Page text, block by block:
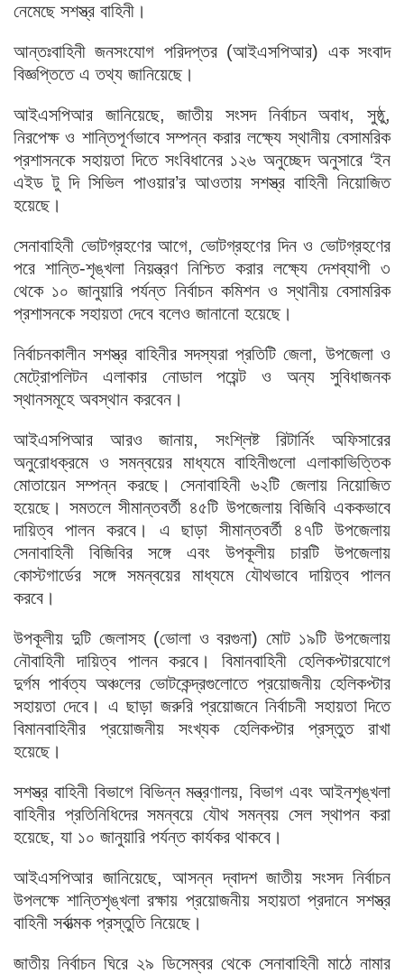
নেমেছে সশস্ত্র বাহিনী।
আন্তঃবাহিনী জনসংযোগ পরিদপ্তর (আইএসপিআর) এক সংবাদ
বিজ্ঞপ্তিতে এ তথ্য জানিয়েছে।
আইএসপিআর জানিয়েছে, জাতীয় সংসদ নির্বাচন অবাধ, সুষ্ঠু,
নিরপেক্ষ ও শান্তিপূর্ণভাবে সম্পন্ন করার লক্ষ্যে স্থানীয় বেসামরিক
প্রশাসনকে সহায়তা দিতে সংবিধানের ১২৬ অনুচ্ছেদ অনুসারে ‘ইন
এইড টু দি সিভিল পাওয়ার’র আওতায় সশস্ত্র বাহিনী নিয়োজিত
হয়েছে।
সেনাবাহিনী ভোটগ্রহণের আগে, ভোটগ্রহণের দিন ও ভোটগ্রহণের
পরে শান্তি-শৃঙ্খলা নিয়ন্ত্রণ নিশ্চিত করার লক্ষ্যে দেশব্যাপী ৩
থেকে ১০ জানুয়ারি পর্যন্ত নির্বাচন কমিশন ও স্থানীয় বেসামরিক
প্রশাসনকে সহায়তা দেবে বলেও জানানো হয়েছে।
নির্বাচনকালীন সশস্ত্র বাহিনীর সদস্যরা প্রতিটি জেলা, উপজেলা ও
মেট্রোপলিটন এলাকার নোডাল পয়েন্ট ও অন্য সুবিধাজনক
স্থানসমূহে অবস্থান করবেন।
আইএসপিআর আরও জানায়, সংশ্লিষ্ট রিটার্নিং অফিসারের
অনুরোধক্রমে ও সমন্বয়ের মাধ্যমে বাহিনীগুলো এলাকাভিত্তিক
মোতায়েন সম্পন্ন করছে। সেনাবাহিনী ৬২টি জেলায় নিয়োজিত
হয়েছে। সমতলে সীমান্তবর্তী ৪৫টি উপজেলায় বিজিবি এককভাবে
দায়িত্ব পালন করবে। এ ছাড়া সীমান্তবর্তী ৪৭টি উপজেলায়
সেনাবাহিনী বিজিবির সঙ্গে এবং উপকূলীয় চারটি উপজেলায়
কোস্টগার্ডের সঙ্গে সমন্বয়ের মাধ্যমে যৌথভাবে দায়িত্ব পালন
করবে।
উপকূলীয় দুটি জেলাসহ (ভোলা ও বরগুনা) মোট ১৯টি উপজেলায়
নৌবাহিনী দায়িত্ব পালন করবে। বিমানবাহিনী হেলিকপ্টারযোগে
দুর্গম পার্বত্য অঞ্চলের ভোটকেন্দ্রগুলোতে প্রয়োজনীয় হেলিকপ্টার
সহায়তা দেবে। এ ছাড়া জরুরি প্রয়োজনে নির্বাচনী সহায়তা দিতে
বিমানবাহিনীর প্রয়োজনীয় সংখ্যক হেলিকপ্টার প্রস্তুত রাখা
হয়েছে।
সশস্ত্র বাহিনী বিভাগে বিভিন্ন মন্ত্রণালয়, বিভাগ এবং আইনশৃঙ্খলা
বাহিনীর প্রতিনিধিদের সমন্বয়ে যৌথ সমন্বয় সেল স্থাপন করা
হয়েছে, যা ১০ জানুয়ারি পর্যন্ত কার্যকর থাকবে।
আইএসপিআর জানিয়েছে, আসন্ন দ্বাদশ জাতীয় সংসদ নির্বাচন
উপলক্ষে শান্তিশৃঙ্খলা রক্ষায় প্রয়োজনীয় সহায়তা প্রদানে সশস্ত্র
বাহিনী সর্বাত্মক প্রস্তুতি নিয়েছে।
জাতীয় নির্বাচন ঘিরে ২৯ ডিসেম্বর থেকে সেনাবাহিনী মাঠে নামার